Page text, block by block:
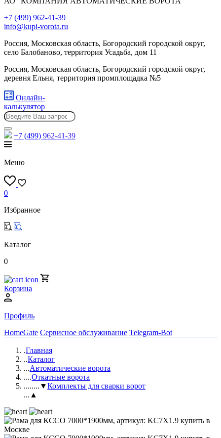
+7 (499) 962-41-39
info@kupi-vorota.ru
Россия, Московская область, Богородский городской округ,
село Балобаново, территория Усадьба, дом 11
Россия, Московская область, Богородский городской округ,
деревня Ельня, территория промплощадка №5
Онлайн-
калькулятор
+7 (499) 962-41-39
Меню
0
Избранное
Каталог
0
Корзина
Профиль
HomeGate Сервисное обслуживание Telegram-Bot
.Главная
..Каталог
...Автоматические ворота
....Откатные ворота
........▼Комплекты для сварки ворот
...▲